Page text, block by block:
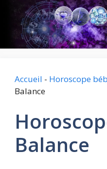
contenu
Accueil - Horoscope
Balance
Balance